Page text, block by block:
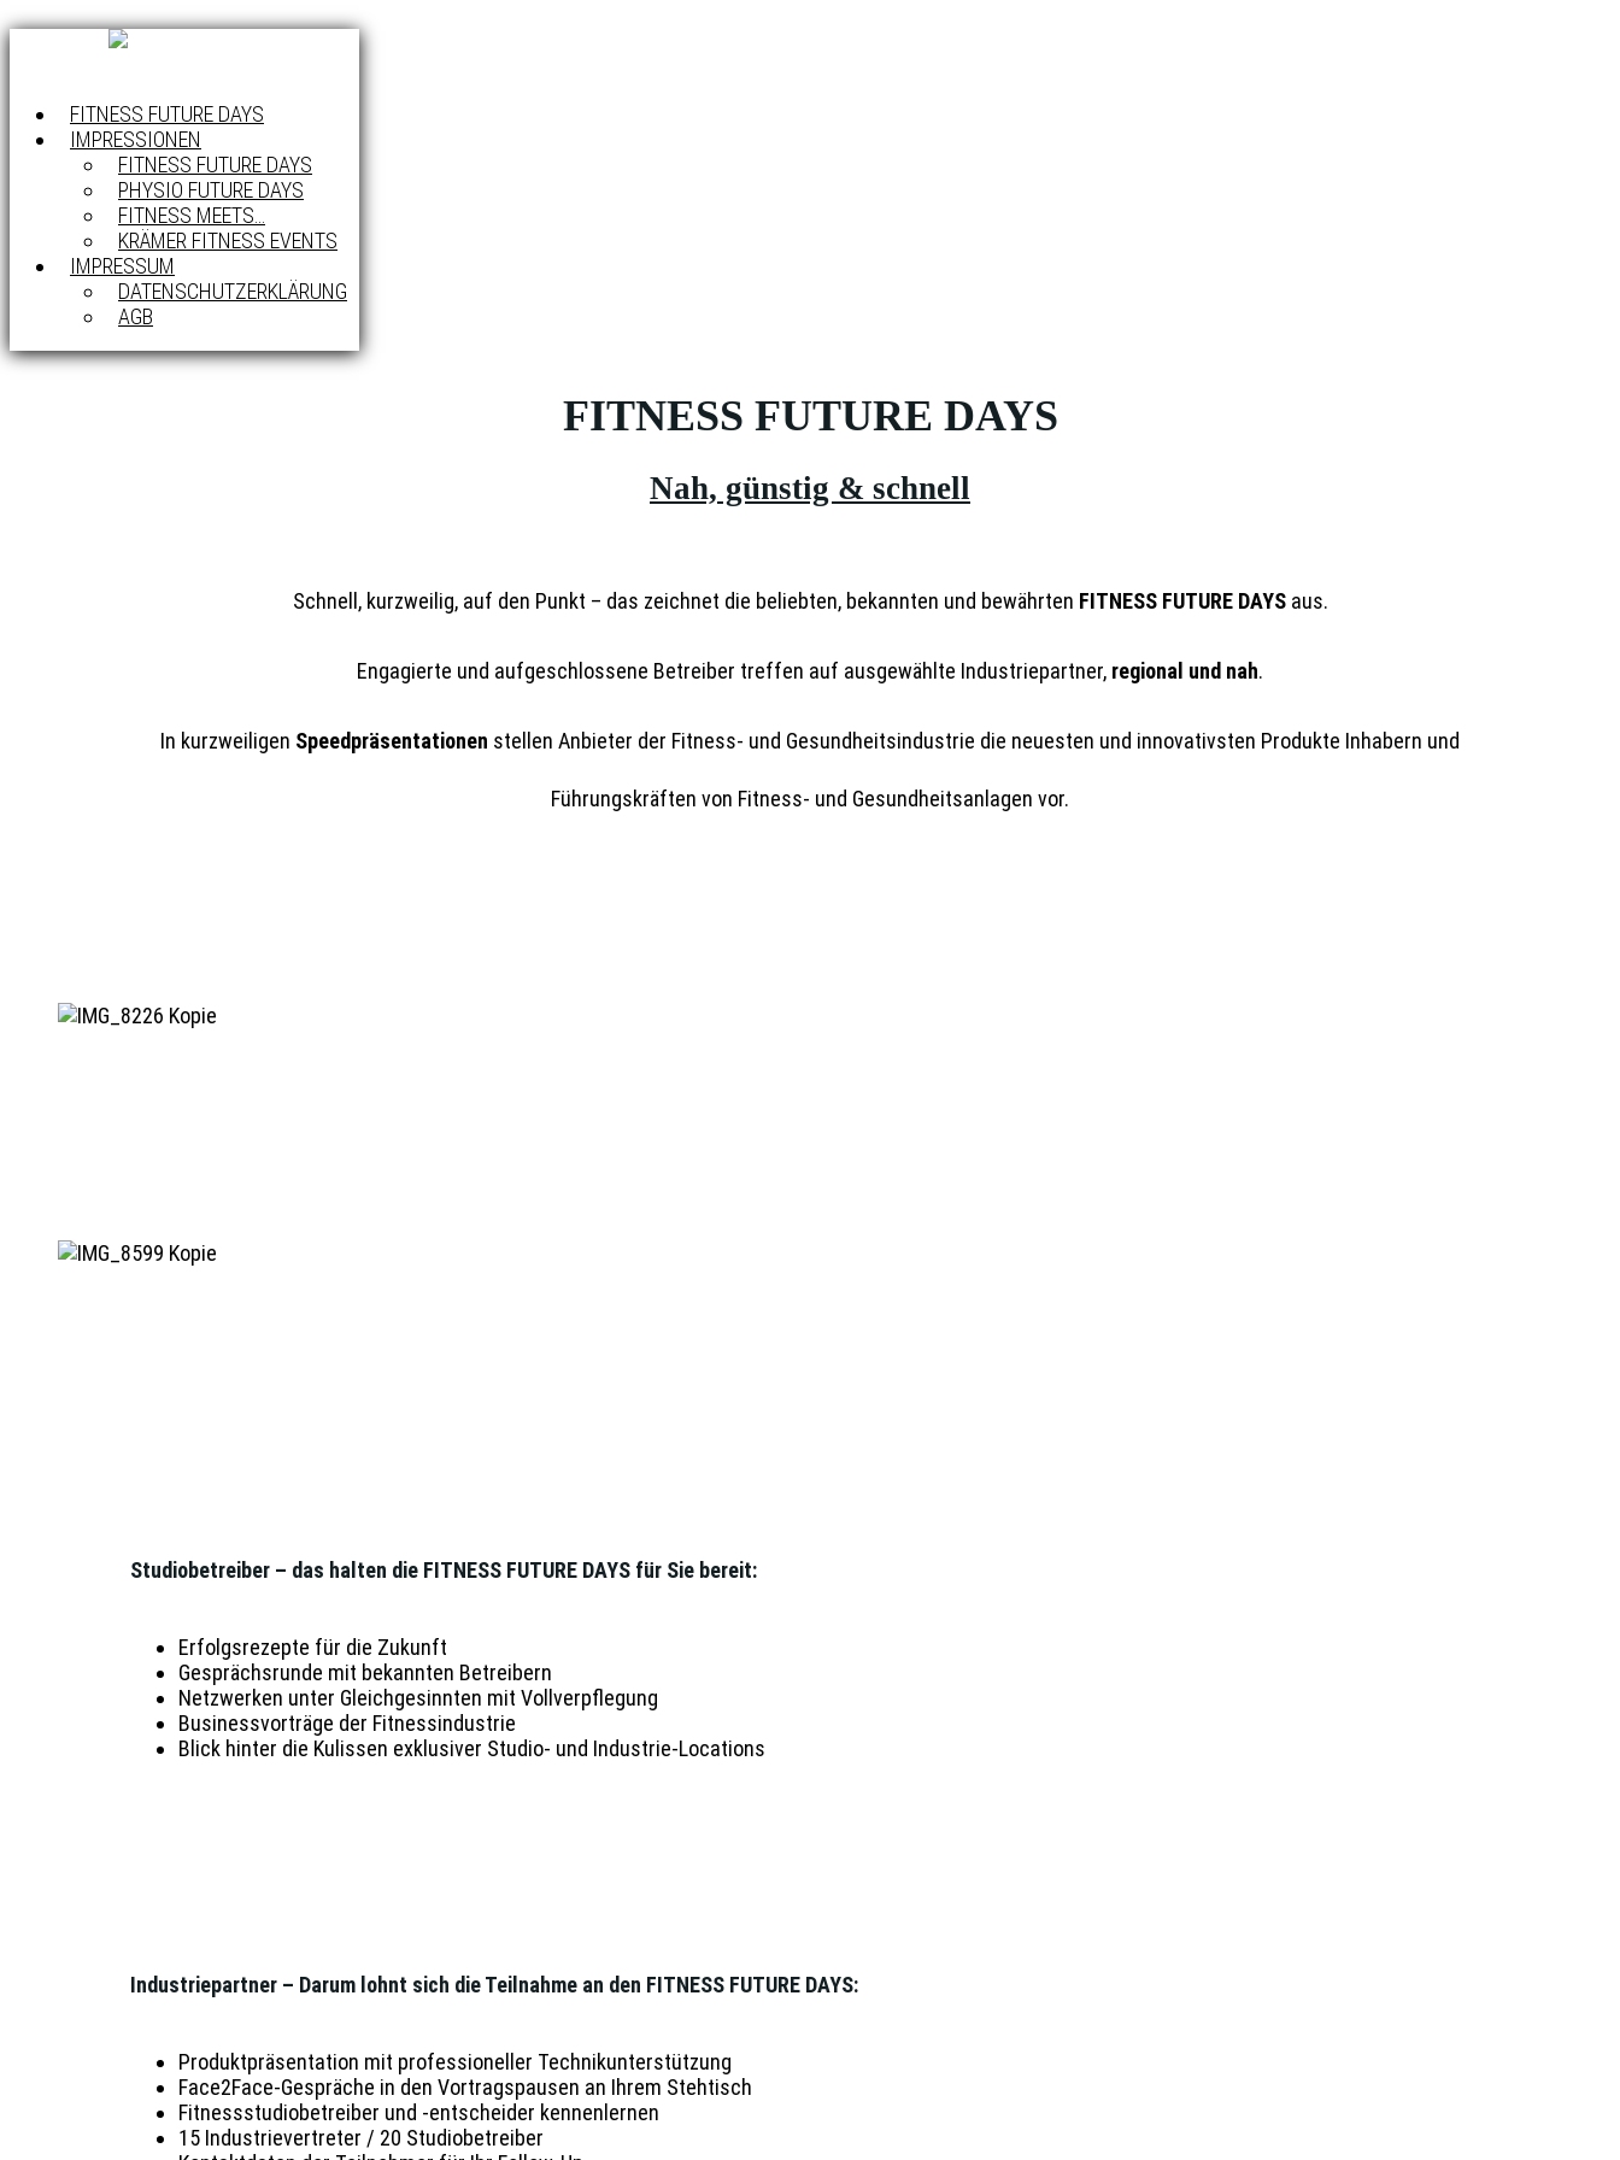
FITNESS FUTURE DAYS
IMPRESSIONEN
FITNESS FUTURE DAYS
PHYSIO FUTURE DAYS
FITNESS MEETS…
KRÄMER FITNESS EVENTS
IMPRESSUM
DATENSCHUTZERKLÄRUNG
AGB
FITNESS FUTURE DAYS
Nah, günstig & schnell
Schnell, kurzweilig, auf den Punkt – das zeichnet die beliebten, bekannten und bewährten FITNESS FUTURE DAYSaus.
Engagierte und aufgeschlossene Betreiber treffen auf ausgewählte Industriepartner, regional und nah.
In kurzweiligen Speedpräsentationen stellen Anbieter der Fitness- und Gesundheitsindustrie die neuesten und innovativsten Produkte Inhabern und
Führungskräften von Fitness- und Gesundheitsanlagen vor.
Studiobetreiber – das halten die FITNESS FUTURE DAYS für Sie bereit:
Erfolgsrezepte für die Zukunft
Gesprächsrunde mit bekannten Betreibern
Netzwerken unter Gleichgesinnten mit Vollverpflegung
Businessvorträge der Fitnessindustrie
Blick hinter die Kulissen exklusiver Studio- und Industrie-Locations
Industriepartner – Darum lohnt sich die Teilnahme an den FITNESS FUTURE DAYS:
Produktpräsentation mit professioneller Technikunterstützung
Face2Face-Gespräche in den Vortragspausen an Ihrem Stehtisch
Fitnessstudiobetreiber und -entscheider kennenlernen
15 Industrievertreter / 20 Studiobetreiber